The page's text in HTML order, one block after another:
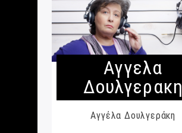
Αγγελα
Δουλγερακη
Αγγέλα Δουλγεράκη